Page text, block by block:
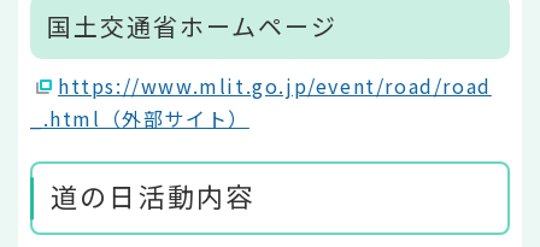
国土交通省ホームページ
https://www.mlit.go.jp/event/road/road
_.html（外部サイト）
道の日活動内容